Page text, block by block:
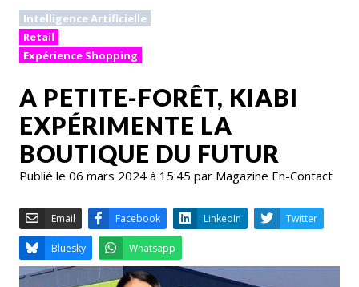
Intelligence Artificielle
Retail
Expérience Shopping
A PETITE-FORÊT, KIABI
EXPÉRIMENTE LA
BOUTIQUE DU FUTUR
Publié le 06 mars 2024 à 15:45 par Magazine En-Contact